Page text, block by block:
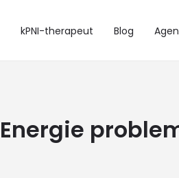
kPNI-therapeut Blog
Energie